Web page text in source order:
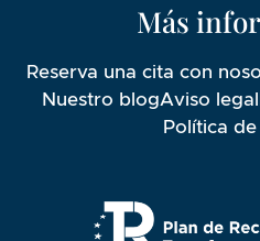
Más
Reserva una cita con
Nuestro blogAviso legal
Política